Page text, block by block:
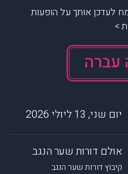
לעדכן אותך על הופעות
>
עברה
יום שני, 13 ליולי 2026
אולם דורות שער הנגב
קיבוץ דורות שער הנגב